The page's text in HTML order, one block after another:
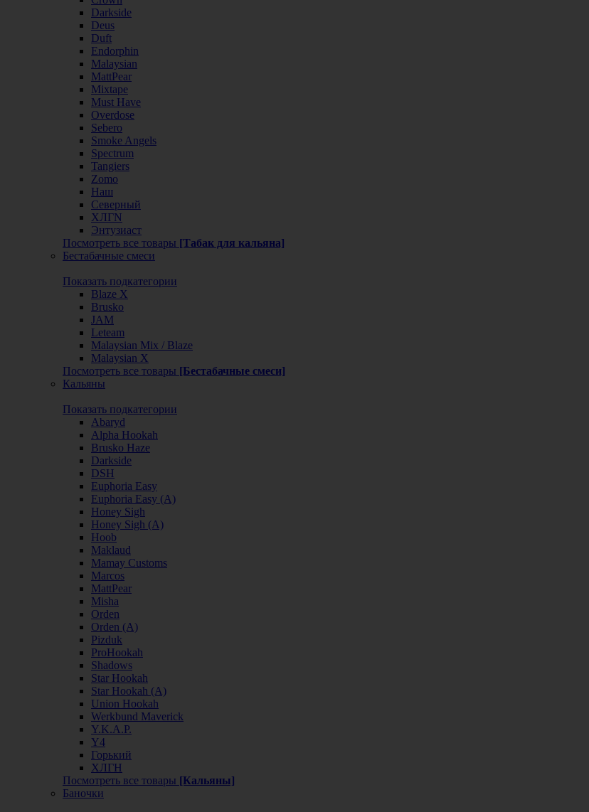
Darkside
Deus
Duft
Endorphin
Malaysian
MattPear
Mixtape
Must Have
Overdose
Sebero
Smoke Angels
Spectrum
Tangiers
Zomo
Наш
Северный
ХЛГN
Энтузиаст
Посмотреть все товары [Табак для кальяна]
Бестабачные смеси
Показать подкатегории
Blaze X
Brusko
JAM
Leteam
Malaysian Mix / Blaze
Malaysian X
Посмотреть все товары [Бестабачные смеси]
Кальяны
Показать подкатегории
Abaryd
Alpha Hookah
Brusko Haze
Darkside
DSH
Euphoria Easy
Euphoria Easy (А)
Honey Sigh
Honey Sigh (А)
Hoob
Maklaud
Mamay Customs
Marcos
MattPear
Misha
Orden
Orden (А)
Pizduk
ProHookah
Shadows
Star Hookah
Star Hookah (А)
Union Hookah
Werkbund Maverick
Y.K.A.P.
Y4
Горький
ХЛГН
Посмотреть все товары [Кальяны]
Баночки